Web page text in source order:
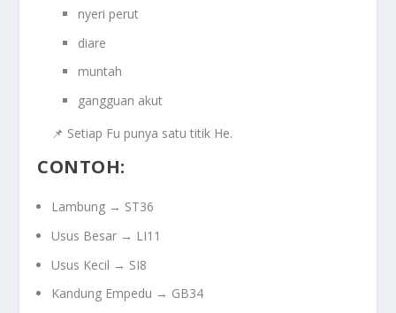
nyeri perut
diare
muntah
gangguan akut
📌 Setiap Fu punya satu titik He.
CONTOH:
Lambung → ST36
Usus Besar → LI11
Usus Kecil → SI8
Kandung Empedu → GB34